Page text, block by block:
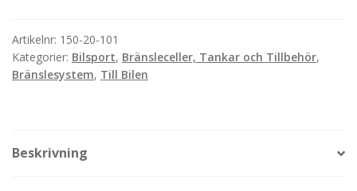
för
E85
7-
mängd
Artikelnr: 150-20-101
Kategorier: Bilsport, Bränsleceller, Tankar och Tillbehör,
Bränslesystem, Till Bilen
Beskrivning